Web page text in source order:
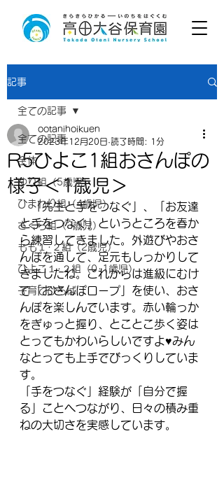
記事
全ての記事
全体
ゆり組（5歳児）
ひまわり組（4歳児）
さくら組（3歳児）
もも１･２組（2歳児）
ひよこ１･２組（0･1歳児）
子育てひろば
全ての記事
R5ひよこ1組おさんぽの
様子＜1歳児＞
ootanihoikuen
2023年12月20日 読了時間: 1分
「先生と手をつなぐ」、「お友達
と手をつなぐ」というところを春か
ら練習してきました。外遊びやおさ
んぽを通して、足元もしっかりして
きましたね。これからは進級にむけ
て「おさんぽロープ」を使い、おさ
んぽを楽しんでいます。赤い輪っか
をぎゅっと握り、とことこ歩く姿は
とってもかわいらしいですよ♥みん
なとっても上手でびっくりしていま
す。
「手をつなぐ」経験が「自分で握
る」ことへつながり、日々の積み重
ねの大切さを実感しています。